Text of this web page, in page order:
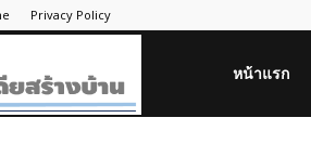
Privacy Policy
หน้าแรก